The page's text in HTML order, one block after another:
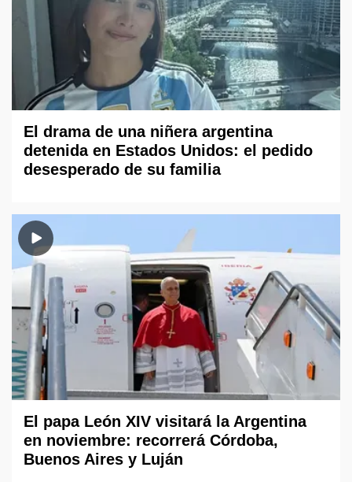
El drama de una niñera argentina
detenida en Estados Unidos: el pedido
desesperado de su familia
El papa León XIV visitará la Argentina
en noviembre: recorrerá Córdoba,
Buenos Aires y Luján